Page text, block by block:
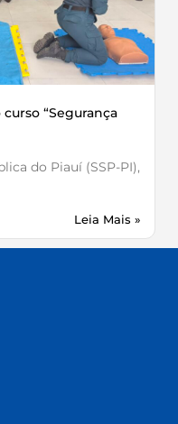
“Segurança
do Piauí (SSP-PI),
Leia Mais »